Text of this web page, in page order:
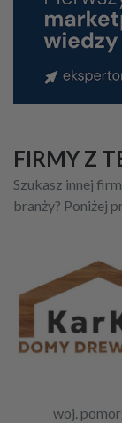
FIRMY Z
Szukasz innej
branży? Poniżej
woj.